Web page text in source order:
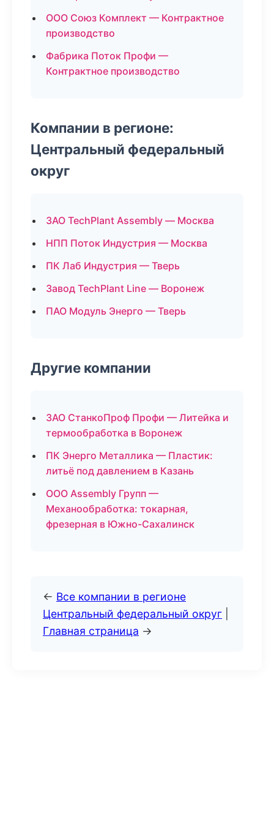
ООО Союз Комплект — Контрактное
производство
Фабрика Поток Профи —
Контрактное производство
Компании в регионе:
Центральный федеральный
округ
ЗАО TechPlant Assembly — Москва
НПП Поток Индустрия — Москва
ПК Лаб Индустрия — Тверь
Завод TechPlant Line — Воронеж
ПАО Модуль Энерго — Тверь
Другие компании
ЗАО СтанкоПроф Профи — Литейка и
термообработка в Воронеж
ПК Энерго Металлика — Пластик:
литьё под давлением в Казань
ООО Assembly Групп —
Механообработка: токарная,
фрезерная в Южно-Сахалинск
← Все компании в регионе
Центральный федеральный округ
Главная страница →